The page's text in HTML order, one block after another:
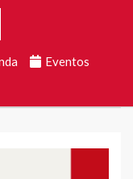
Eventos